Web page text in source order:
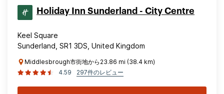
Holiday Inn Sunderland - City Centre
Keel Square
Sunderland, SR1 3DS, United Kingdom
Middlesbrough市街地から23.86 mi (38.4 km)
4.59
297件のレビュー